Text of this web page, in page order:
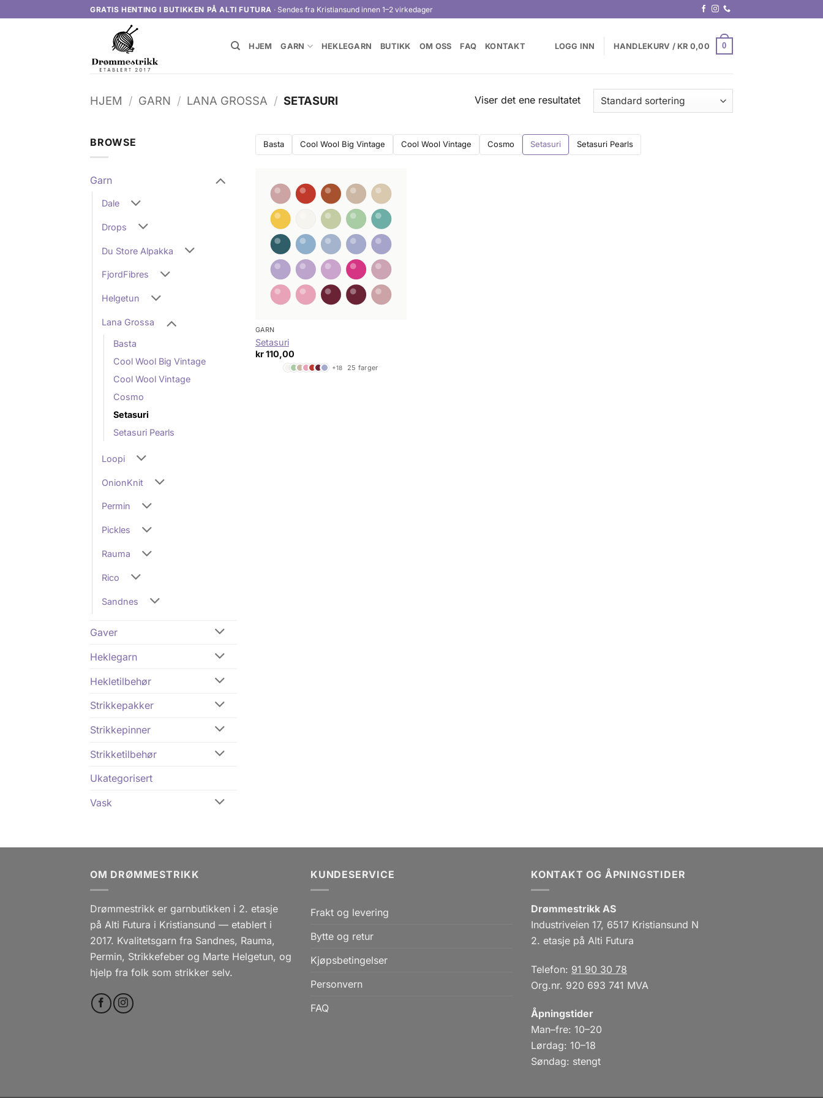
GRATIS HENTING I BUTIKKEN PÅ ALTI FUTURA · Sendes fra Kristiansund innen 1–2 virkedager
HJEM GARN HEKLEGARN BUTIKK OM OSS FAQ KONTAKT LOGG INN HANDLEKURV /KR 0,00 0
HJEM / GARN / LANA GROSSA / SETASURI Viser det ene resultatet
BROWSE
Garn
Dale
Drops
Du Store Alpakka
FjordFibres
Helgetun
Lana Grossa
Basta
Cool Wool Big Vintage
Cool Wool Vintage
Cosmo
Setasuri
Setasuri Pearls
Loopi
OnionKnit
Permin
Pickles
Rauma
Rico
Sandnes
Gaver
Heklegarn
Hekletilbehør
Strikkepakker
Strikkepinner
Strikketilbehør
Ukategorisert
Vask
Basta Cool Wool Big Vintage Cool Wool Vintage Cosmo Setasuri Setasuri Pearls
GARN
Setasuri
kr110,00
+18 25 farger
OM DRØMMESTRIKK
Drømmestrikk er garnbutikken i 2. etasje
på Alti Futura i Kristiansund — etablert i
2017. Kvalitetsgarn fra Sandnes, Rauma,
Permin, Strikkefeber og Marte Helgetun, og
hjelp fra folk som strikker selv.
KUNDESERVICE
Frakt og levering
Bytte og retur
Kjøpsbetingelser
Personvern
FAQ
KONTAKT OG ÅPNINGSTIDER
Drømmestrikk AS
Industriveien 17, 6517 Kristiansund N
2. etasje på Alti Futura
Telefon: 91 90 30 78
Org.nr. 920 693 741 MVA
Åpningstider
Man–fre: 10–20
Lørdag: 10–18
Søndag: stengt